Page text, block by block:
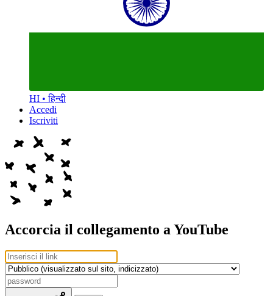
HI • हिन्दी
Accedi
Iscriviti
Accorcia il collegamento a YouTube